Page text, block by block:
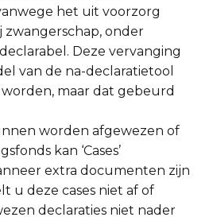
het uit voorzorg
zwangerschap, onder
Deze vervanging
van de na-declaratietool
maar dat gebeurd
worden afgewezen of
kan ‘Cases’
extra documenten zijn
u deze cases niet af of
declaraties niet nader